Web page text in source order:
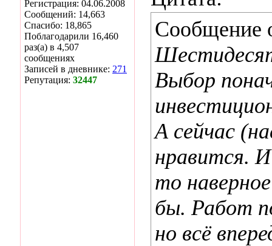
Регистрация: 04.06.2008
Сообщений: 14,663
Спасибо: 18,865
Поблагодарили 16,460
раз(а) в 4,507
сообщениях
Записей в дневнике: 271
Репутация: 32447
Сообщение
Выбор
А сейчас
нравится.
то
бы. Работ
но всё